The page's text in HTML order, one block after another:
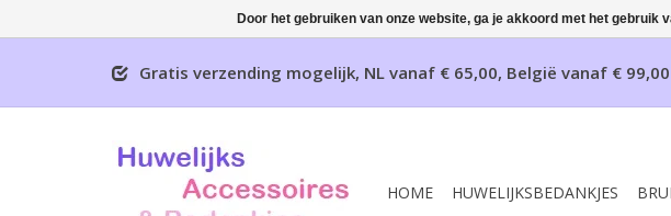
Gratis verzending mogelijk, NL vanaf € 65,00, België vanaf € 99,00
HOME HUWELIJKSBEDANKJES
Door het gebruiken van onze website, ga je akkoord met het gebruik